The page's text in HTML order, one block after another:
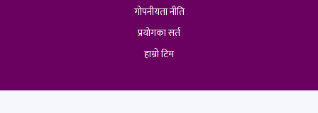
गोपनीयता नीति
प्रयोगका सर्त
हाम्रो टिम